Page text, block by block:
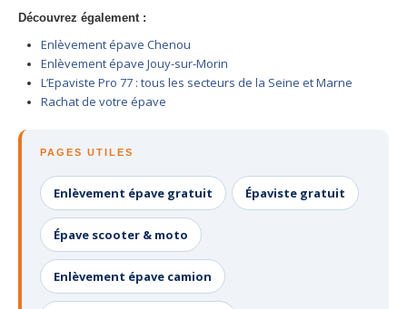
Centreagréé VHU 94 : casse auto avec destruction
Centreagréé VHU 95 : casse auto avec destruction
DOCUMENTSÀ JOINDRE
CONTACT
01 83 64 20 40
Découvrez également :
Enlèvement épave Chenou
Enlèvement épave Jouy-sur-Morin
L’Epaviste Pro 77 : tous les secteurs de la Seine et Marne
Rachat de votre épave
PAGES UTILES
Enlèvement épave gratuit Épaviste gratuit
Épave scooter & moto
Enlèvement épave camion